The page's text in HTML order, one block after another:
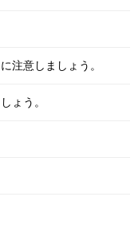
注意しましょう。
ょう。